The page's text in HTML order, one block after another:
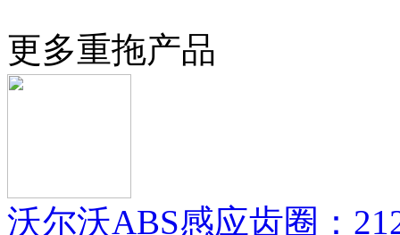
更多重拖产品
沃尔沃ABS感应齿圈：